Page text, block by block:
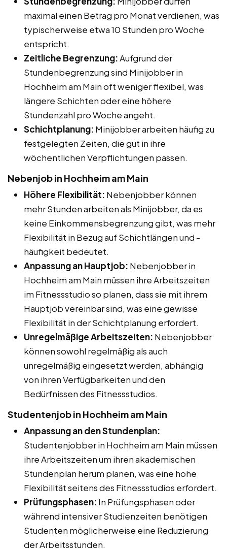
maximal einen Betrag pro Monat verdienen, was
typischerweise etwa 10 Stunden pro Woche
entspricht.
Zeitliche Begrenzung:Aufgrund der
Stundenbegrenzung sind Minijobber in
Hochheim am Main oft weniger flexibel, was
längere Schichten oder eine höhere
Stundenzahl pro Woche angeht.
Schichtplanung: Minijobber arbeiten häufig zu
festgelegten Zeiten, die gut in ihre
wöchentlichen Verpflichtungen passen.
Nebenjob in Hochheim am Main
Höhere Flexibilität: Nebenjobber können
mehr Stunden arbeiten als Minijobber, da es
keine Einkommensbegrenzung gibt, was mehr
Flexibilität in Bezug auf Schichtlängen und -
häufigkeit bedeutet.
Anpassung an Hauptjob: Nebenjobber in
Hochheim am Main müssen ihre Arbeitszeiten
im Fitnessstudio so planen, dass sie mit ihrem
Hauptjob vereinbar sind, was eine gewisse
Flexibilität in der Schichtplanung erfordert.
Unregelmäßige Arbeitszeiten: Nebenjobber
können sowohl regelmäßig als auch
unregelmäßig eingesetzt werden, abhängig
von ihren Verfügbarkeiten und den
Bedürfnissen des Fitnessstudios.
Studentenjob in Hochheim am Main
Anpassung an den Stundenplan:
Studentenjobber in Hochheim am Main müssen
ihre Arbeitszeiten um ihren akademischen
Stundenplan herum planen, was eine hohe
Flexibilität seitens des Fitnessstudios erfordert.
Prüfungsphasen: In Prüfungsphasen oder
während intensiver Studienzeiten benötigen
Studenten möglicherweise eine Reduzierung
der Arbeitsstunden.